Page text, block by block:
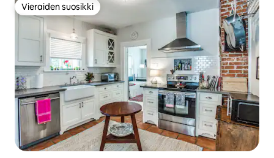
Vieraiden suosikki
Vieraiden suosikki